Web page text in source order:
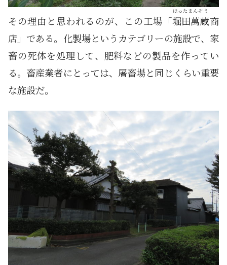
その理由と思われるのが、この工場「堀田萬蔵
ほったまんぞう
商
店」である。化製場というカテゴリーの施設で、家
畜の死体を処理して、肥料などの製品を作ってい
る。畜産業者にとっては、屠畜場と同じくらい重要
な施設だ。